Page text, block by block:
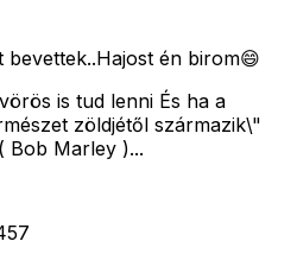
én birom😄
is tud lenni És ha a
zöldjétől származik\"
Bob Marley )...